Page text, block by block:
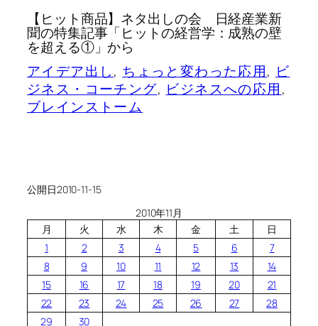
【ヒット商品】ネタ出しの会 日経産業新
聞の特集記事「ヒットの経営学：成熟の壁
を超える①」から
アイデア出し, ちょっと変わった応用, ビ
ジネス・コーチング, ビジネスへの応用
ブレインストーム
公開日2010-11-15
2010年11月
月
火 水 木 金 土
日
1
2 3 4 5 6
7
8
9 10 11 12 13
14
15
16 17 18 19 20
21
22
23 24 25 26 27
28
29
30